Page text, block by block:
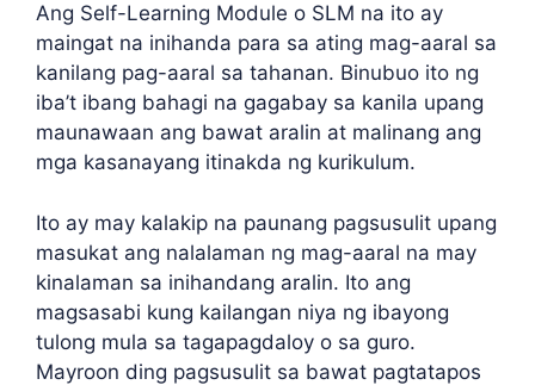
Ang Self-Learning Module o SLM na ito ay
maingat na inihanda para sa ating mag-aaral sa
kanilang pag-aaral sa tahanan. Binubuo ito ng
iba’t ibang bahagi na gagabay sa kanila upang
maunawaan ang bawat aralin at malinang ang
mga kasanayang itinakda ng kurikulum.
Ito ay may kalakip na paunang pagsusulit upang
masukat ang nalalaman ng mag-aaral na may
kinalaman sa inihandang aralin. Ito ang
magsasabi kung kailangan niya ng ibayong
tulong mula sa tagapagdaloy o sa guro.
Mayroon ding pagsusulit sa bawat pagtatapos